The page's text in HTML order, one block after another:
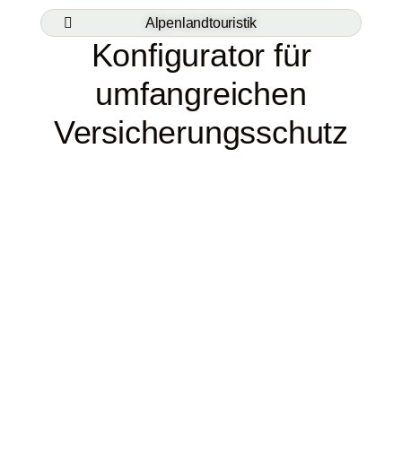
Alpenlandtouristik
Konfigurator für
umfangreichen
Versicherungsschutz